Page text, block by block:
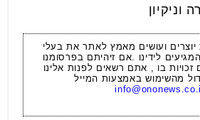
וניקיון
יוצרים ועושים מאמץ לאתר את בעלי
לידינו .אם זיהיתם בפרסומנו
בו , אתם רשאים לפנות אלינו
מהשימוש באמצעות המייל
info@ononews.co.il